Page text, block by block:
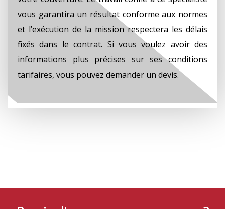
vous garantira un résultat conforme aux normes
et l’exécution de la mission respectera les délais
fixés dans le contrat. Si vous voulez avoir des
informations plus précises sur ses conditions
tarifaires, vous pouvez demander un devis.